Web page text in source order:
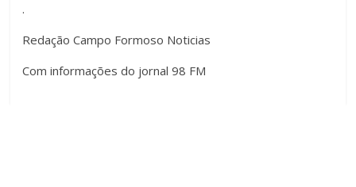
.
Redação Campo Formoso Noticias
Com informações do jornal 98 FM